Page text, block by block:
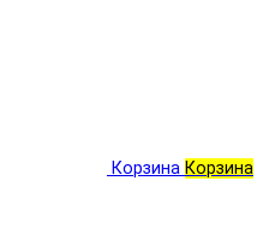
Корзина Корзина